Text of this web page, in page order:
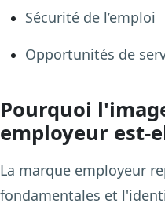
Sécurité de l’emploi
Opportunités de
Pourquoi
employeur est-
La marque employeur
fondamentales et